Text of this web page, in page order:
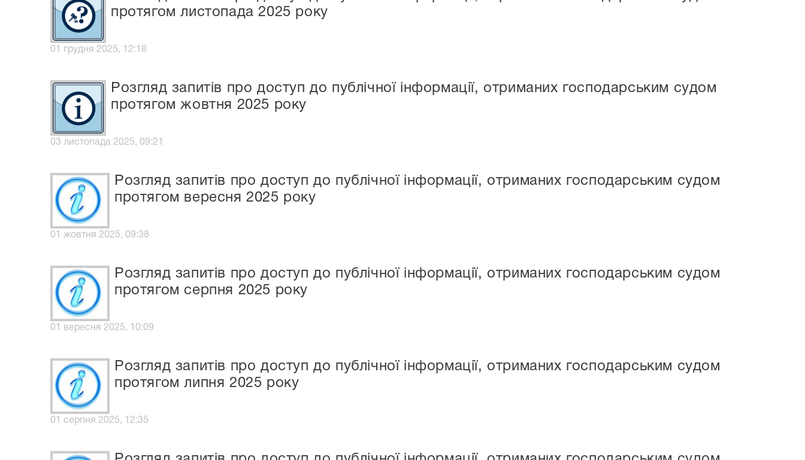
протягом листопада 2025 року
01 грудня 2025, 12:18
Розгляд запитів про доступ до публічної інформації, отриманих господарським судом
протягом жовтня 2025 року
03 листопада 2025, 09:21
Розгляд запитів про доступ до публічної інформації, отриманих господарським судом
протягом вересня 2025 року
01 жовтня 2025, 09:38
Розгляд запитів про доступ до публічної інформації, отриманих господарським судом
протягом серпня 2025 року
01 вересня 2025, 10:09
Розгляд запитів про доступ до публічної інформації, отриманих господарським судом
протягом липня 2025 року
01 серпня 2025, 12:35